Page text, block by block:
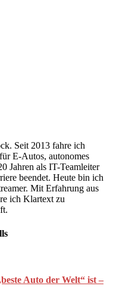
Seit 2013 fahre ich
E-Autos, autonomes
Jahren als IT-Teamleiter
beendet. Heute bin ich
Mit Erfahrung aus
ich Klartext zu
Auto der Welt“ ist –